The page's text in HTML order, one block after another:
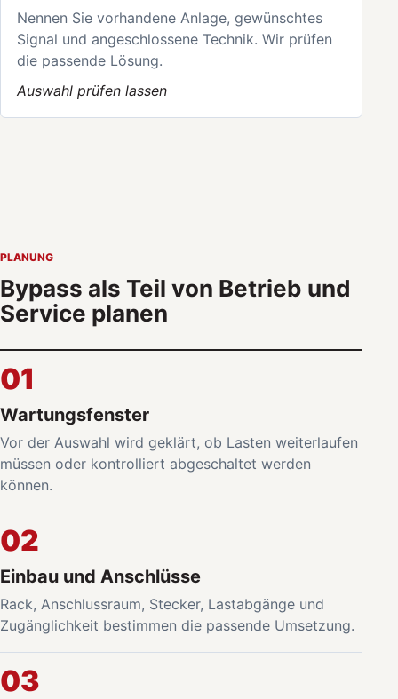
Nennen Sie vorhandene Anlage, gewünschtes
Signal und angeschlossene Technik. Wir prüfen
die passende Lösung.
Auswahl prüfen lassen
PLANUNG
Bypass als Teil von Betrieb und
Service planen
01
Wartungsfenster
Vor der Auswahl wird geklärt, ob Lasten weiterlaufen
müssen oder kontrolliert abgeschaltet werden
können.
02
Einbau und Anschlüsse
Rack, Anschlussraum, Stecker, Lastabgänge und
Zugänglichkeit bestimmen die passende Umsetzung.
03